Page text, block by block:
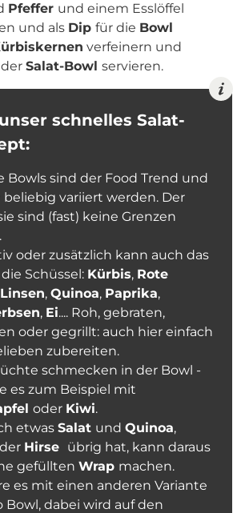
Pfeffer und einem Esslöffel
und als Dip für die Bowl
verfeinern und
Salat-Bowl servieren.
schnelles Salat-
Bowls sind der Food Trend und
variiert werden. Der
sind (fast) keine Grenzen
oder zusätzlich kann auch das
Schüssel: Kürbis, Rote
Linsen, Quinoa, Paprika,
, Ei.... Roh, gebraten,
oder gegrillt: auch hier einfach
zubereiten.
schmecken in der Bowl -
es zum Beispiel mit
oder Kiwi.
etwas Salat und Quinoa,
Hirse übrig hat, kann daraus
gefüllten Wrap machen.
es mit einen anderen Variante
Bowl, dabei wird auf den